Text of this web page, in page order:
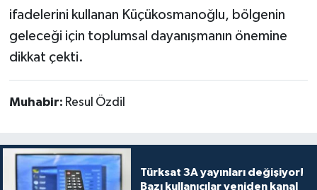
ifadelerini kullanan Küçükosmanoğlu, bölgenin
geleceği için toplumsal dayanışmanın önemine
dikkat çekti.
Muhabir: Resul Özdil
Türksat 3A yayınları değişiyor!
Bazı kullanıcılar yeniden kanal